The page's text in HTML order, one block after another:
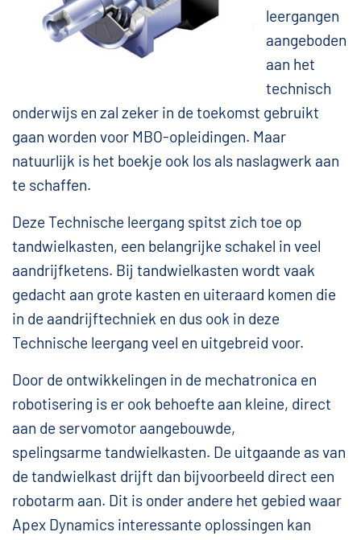
leergangen
aangeboden
aan het
technisch
onderwijs en zal zeker in de toekomst gebruikt
gaan worden voor MBO-opleidingen. Maar
natuurlijk is het boekje ook los als naslagwerk aan
te schaffen.
Deze Technische leergang spitst zich toe op
tandwielkasten, een belangrijke schakel in veel
aandrijfketens. Bij tandwielkasten wordt vaak
gedacht aan grote kasten en uiteraard komen die
in de aandrijftechniek en dus ook in deze
Technische leergang veel en uitgebreid voor.
Door de ontwikkelingen in de mechatronica en
robotisering is er ook behoefte aan kleine, direct
aan de servomotor aangebouwde,
spelingsarme tandwielkasten. De uitgaande as van
de tandwielkast drijft dan bijvoorbeeld direct een
robotarm aan. Dit is onder andere het gebied waar
Apex Dynamics interessante oplossingen kan